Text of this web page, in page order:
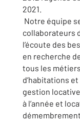
2021.
Notre équipe
collaborateurs
l’écoute des
en recherche
tous les
d’habitations
gestion
à l’année et